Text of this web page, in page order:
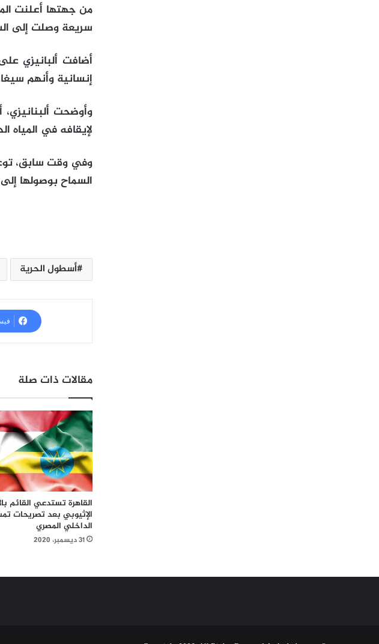
من جهتها أعلنت
سريعة وصلت إلى
أضافت ألبانيزي
إنسانية وأنهم
وأوضحت
لإيقافه في المياه
وفي وقت سابق،
السماح بوصولها
أسطول الحرية
مقالات ذات صلة
القاهرة تستدعي القائم
الإثيوبي بعد تصريحات
الداخلي المصري
31 ديسمبر، 2020